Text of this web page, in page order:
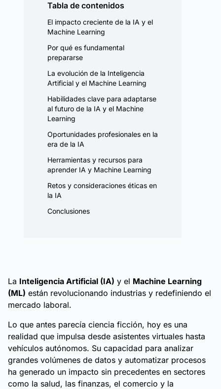
Tabla de contenidos
El impacto creciente de la IA y el
Machine Learning
Por qué es fundamental
prepararse
La evolución de la Inteligencia
Artificial y el Machine Learning
Habilidades clave para adaptarse
al futuro de la IA y el Machine
Learning
Oportunidades profesionales en la
era de la IA
Herramientas y recursos para
aprender IA y Machine Learning
Retos y consideraciones éticas en
la IA
Conclusiones
La Inteligencia Artificial (IA) y el Machine Learning
(ML) están revolucionando industrias y redefiniendo el
mercado laboral.
Lo que antes parecía ciencia ficción, hoy es una
realidad que impulsa desde asistentes virtuales hasta
vehículos autónomos. Su capacidad para analizar
grandes volúmenes de datos y automatizar procesos
ha generado un impacto sin precedentes en sectores
como la salud, las finanzas, el comercio y la